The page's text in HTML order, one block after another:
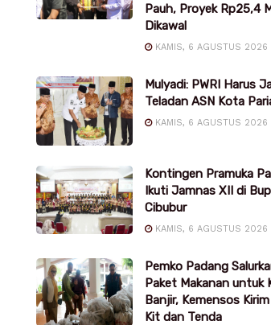
Pauh, Proyek Rp25,4
Dikawal
KAMIS, 6 AGUSTUS 2026
Mulyadi: PWRI Harus
Teladan ASN Kota
KAMIS, 6 AGUSTUS
Kontingen Pramuka
Ikuti Jamnas XII di
Cibubur
KAMIS, 6 AGUSTUS
Pemko Padang
Paket Makanan untuk
Banjir, Kemensos
Kit dan Tenda